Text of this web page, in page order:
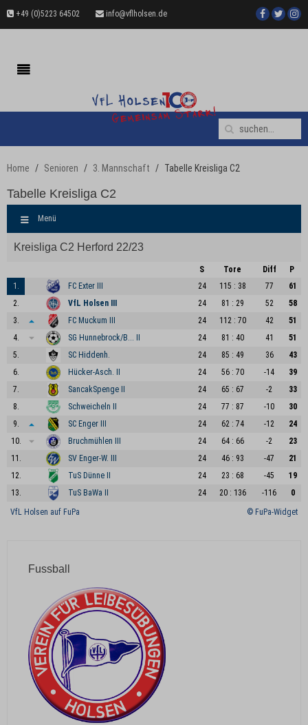
+49 (0)5223 64502 info@vflholsen.de
Home Senioren 3. Mannschaft Tabelle Kreisliga C2
Tabelle Kreisliga C2
Menü
Kreisliga C2 Herford 22/23
S Tore Diff
P
1.
FC Exter III 24 115 : 38 77
61
2.
VfL Holsen III 24 81 : 29 52
58
3.
FC Muckum III 24 112 : 70 42
51
4.
SG Hunnebrock/B... II 24 81 : 40 41
51
5.
SC Hiddenh. 24 85 : 49 36
43
6.
Hücker-Asch. II 24 56 : 70 -14
39
7.
SancakSpenge II 24 65 : 67 -2
33
8.
Schweicheln II 24 77 : 87 -10
30
9.
SC Enger III 24 62 : 74 -12
24
10.
Bruchmühlen III 24 64 : 66 -2
23
11.
SV Enger-W. III 24 46 : 93 -47
21
12.
TuS Dünne II 24 23 : 68 -45
19
13.
TuS BaWa II 24 20 : 136 -116
0
VfL Holsen auf FuPa
© FuPa-Widget
Fussball